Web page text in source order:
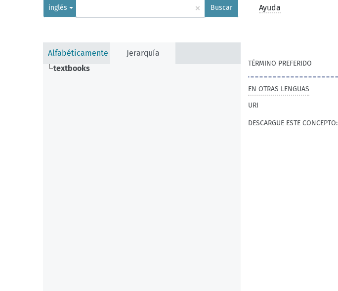
inglés × Buscar Ayuda
Alfabéticamente
Jerarquía
textbooks
TÉRMINO PREFERIDO
EN OTRAS LENGUAS
URI
DESCARGUE ESTE CONCEPTO: